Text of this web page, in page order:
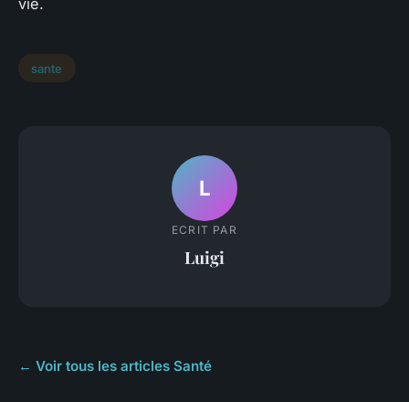
sante
L
ECRIT PAR
Luigi
← Voir tous les articles Santé